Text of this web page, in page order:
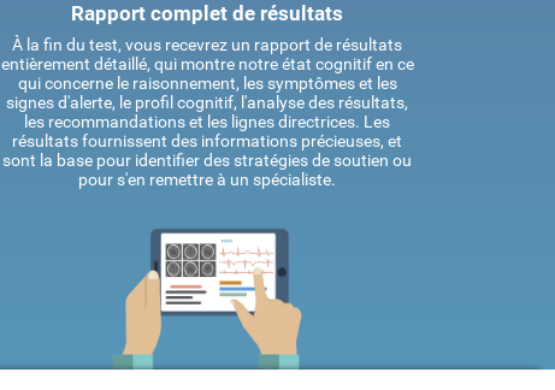
Rapport complet de résultats
À la fin du test, vous recevrez un rapport de résultats
entièrement détaillé, qui montre notre état cognitif en ce
qui concerne le raisonnement, les symptômes et les
signes d'alerte, le profil cognitif, l'analyse des résultats,
les recommandations et les lignes directrices. Les
résultats fournissent des informations précieuses, et
sont la base pour identifier des stratégies de soutien ou
pour s'en remettre à un spécialiste.